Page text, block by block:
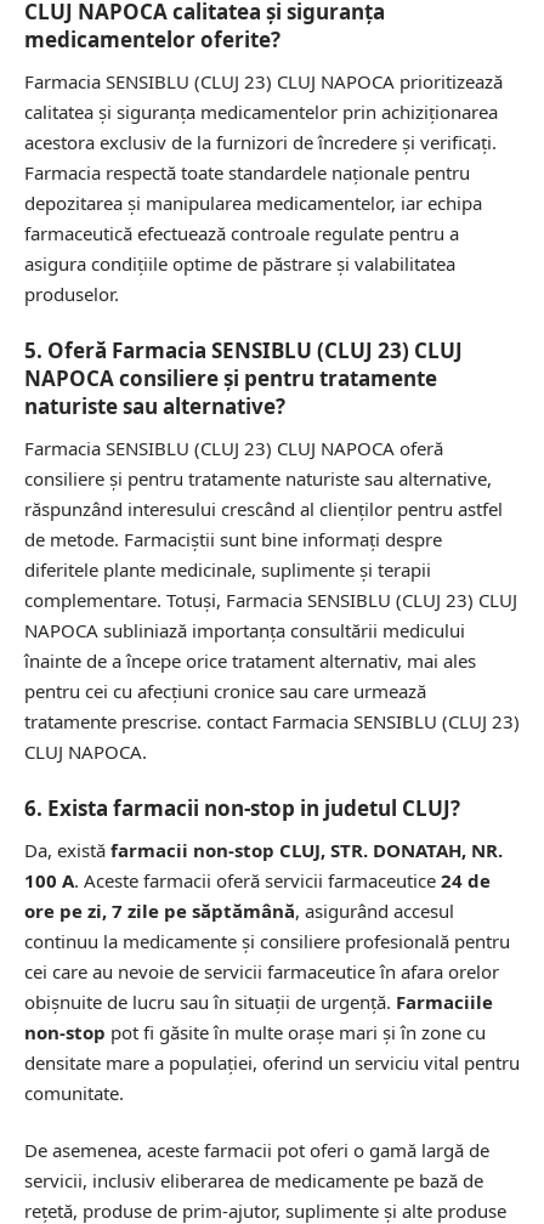
CLUJ NAPOCA calitatea și siguranța
medicamentelor oferite?
Farmacia SENSIBLU (CLUJ 23) CLUJ NAPOCA prioritizează
calitatea și siguranța medicamentelor prin achiziționarea
acestora exclusiv de la furnizori de încredere și verificați.
Farmacia respectă toate standardele naționale pentru
depozitarea și manipularea medicamentelor, iar echipa
farmaceutică efectuează controale regulate pentru a
asigura condițiile optime de păstrare și valabilitatea
produselor.
5. Oferă Farmacia SENSIBLU (CLUJ 23) CLUJ
NAPOCA consiliere și pentru tratamente
naturiste sau alternative?
Farmacia SENSIBLU (CLUJ 23) CLUJ NAPOCA oferă
consiliere și pentru tratamente naturiste sau alternative,
răspunzând interesului crescând al clienților pentru astfel
de metode. Farmaciștii sunt bine informați despre
diferitele plante medicinale, suplimente și terapii
complementare. Totuși, Farmacia SENSIBLU (CLUJ 23) CLUJ
NAPOCA subliniază importanța consultării medicului
înainte de a începe orice tratament alternativ, mai ales
pentru cei cu afecțiuni cronice sau care urmează
tratamente prescrise. contact Farmacia SENSIBLU (CLUJ 23)
CLUJ NAPOCA.
6. Exista farmacii non-stop in judetul CLUJ?
Da, există farmacii non-stop CLUJ, STR. DONATAH, NR.
100 A. Aceste farmacii oferă servicii farmaceutice 24 de
ore pe zi, 7 zile pe săptămână, asigurând accesul
continuu la medicamente și consiliere profesională pentru
cei care au nevoie de servicii farmaceutice în afara orelor
obișnuite de lucru sau în situații de urgență. Farmaciile
non-stop pot fi găsite în multe orașe mari și în zone cu
densitate mare a populației, oferind un serviciu vital pentru
comunitate.
De asemenea, aceste farmacii pot oferi o gamă largă de
servicii, inclusiv eliberarea de medicamente pe bază de
rețetă, produse de prim-ajutor, suplimente și alte produse